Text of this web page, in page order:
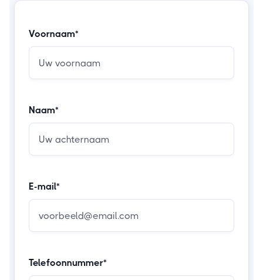
Voornaam*
Naam*
E-mail*
Telefoonnummer*